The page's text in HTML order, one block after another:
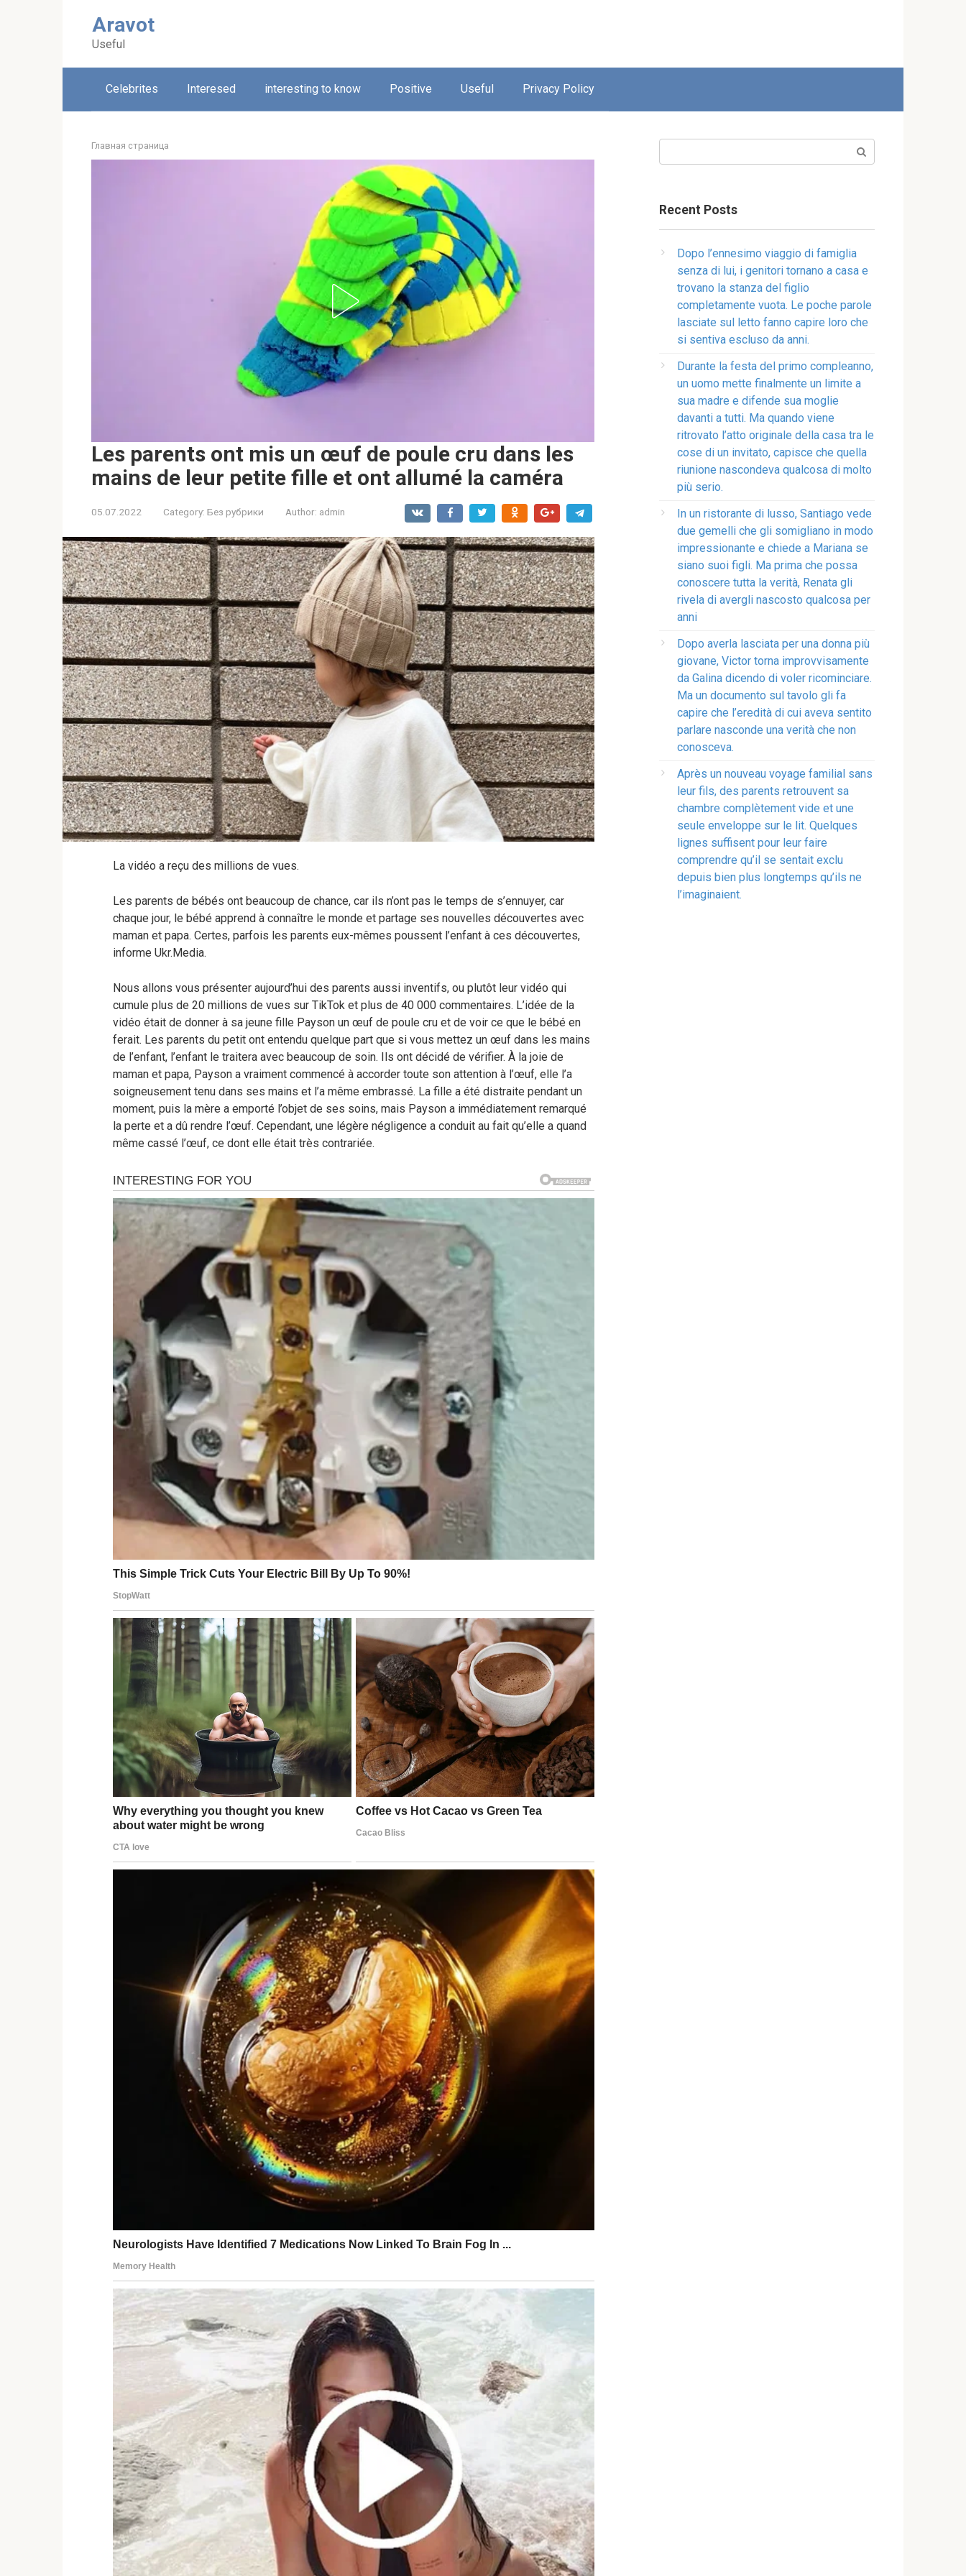
Aravot
Useful
Celebrites Interesed interesting to know Positive Useful Privacy Policy
Главная страница
Les parents ont mis un œuf de poule cru dans les
mains de leur petite fille et ont allumé la caméra
05.07.2022 Category: Без рубрики Author: admin
La vidéo a reçu des millions de vues.
Les parents de bébés ont beaucoup de chance, car ils n’ont pas le temps de s’ennuyer, car
chaque jour, le bébé apprend à connaître le monde et partage ses nouvelles découvertes avec
maman et papa. Certes, parfois les parents eux-mêmes poussent l’enfant à ces découvertes,
informe Ukr.Media.
Nous allons vous présenter aujourd’hui des parents aussi inventifs, ou plutôt leur vidéo qui
cumule plus de 20 millions de vues sur TikTok et plus de 40 000 commentaires. L’idée de la
vidéo était de donner à sa jeune fille Payson un œuf de poule cru et de voir ce que le bébé en
ferait. Les parents du petit ont entendu quelque part que si vous mettez un œuf dans les mains
de l’enfant, l’enfant le traitera avec beaucoup de soin. Ils ont décidé de vérifier. À la joie de
maman et papa, Payson a vraiment commencé à accorder toute son attention à l’œuf, elle l’a
soigneusement tenu dans ses mains et l’a même embrassé. La fille a été distraite pendant un
moment, puis la mère a emporté l’objet de ses soins, mais Payson a immédiatement remarqué
la perte et a dû rendre l’œuf. Cependant, une légère négligence a conduit au fait qu’elle a quand
même cassé l’œuf, ce dont elle était très contrariée.
Recent Posts
Dopo l’ennesimo viaggio di famiglia
senza di lui, i genitori tornano a casa e
trovano la stanza del figlio
completamente vuota. Le poche parole
lasciate sul letto fanno capire loro che
si sentiva escluso da anni.
Durante la festa del primo compleanno,
un uomo mette finalmente un limite a
sua madre e difende sua moglie
davanti a tutti. Ma quando viene
ritrovato l’atto originale della casa tra le
cose di un invitato, capisce che quella
riunione nascondeva qualcosa di molto
più serio.
In un ristorante di lusso, Santiago vede
due gemelli che gli somigliano in modo
impressionante e chiede a Mariana se
siano suoi figli. Ma prima che possa
conoscere tutta la verità, Renata gli
rivela di avergli nascosto qualcosa per
anni
Dopo averla lasciata per una donna più
giovane, Victor torna improvvisamente
da Galina dicendo di voler ricominciare.
Ma un documento sul tavolo gli fa
capire che l’eredità di cui aveva sentito
parlare nasconde una verità che non
conosceva.
Après un nouveau voyage familial sans
leur fils, des parents retrouvent sa
chambre complètement vide et une
seule enveloppe sur le lit. Quelques
lignes suffisent pour leur faire
comprendre qu’il se sentait exclu
depuis bien plus longtemps qu’ils ne
l’imaginaient.